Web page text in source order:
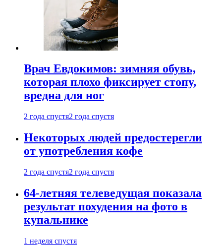
Врач Евдокимов: зимняя обувь,
которая плохо фиксирует стопу,
вредна для ног
2 года спустя2 года спустя
Некоторых людей предостерегли
от употребления кофе
2 года спустя2 года спустя
64-летняя телеведущая показала
результат похудения на фото в
купальнике
1 неделя спустя